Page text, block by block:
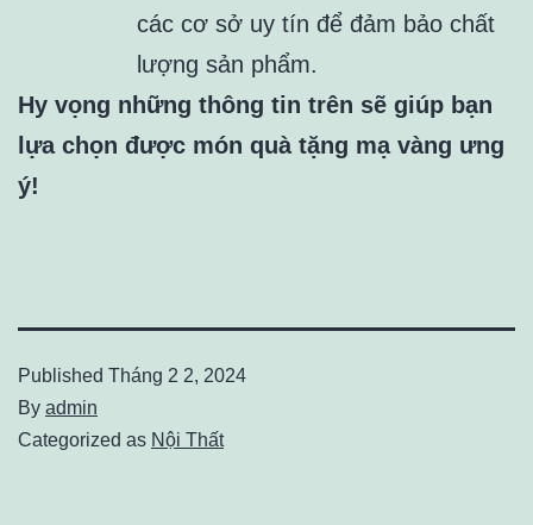
các cơ sở uy tín để đảm bảo chất
lượng sản phẩm.
Hy vọng những thông tin trên sẽ giúp bạn
lựa chọn được món quà tặng mạ vàng ưng
ý!
Published Tháng 2 2, 2024
By admin
Categorized as Nội Thất